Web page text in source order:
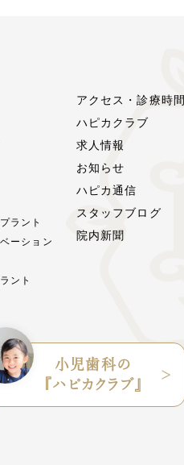
ラント
ーション
ント
アクセス・診療時間
ハピカクラブ
求人情報
お知らせ
ハピカ通信
スタッフブログ
院内新聞
小児歯科の
『ハピカクラブ』